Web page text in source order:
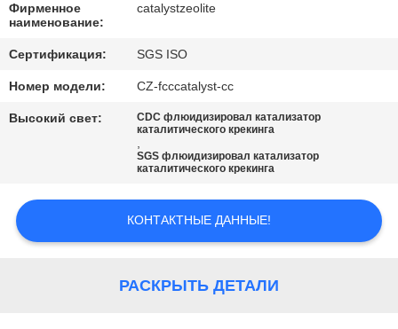
НОВОСТИ
СЛУЧАИ
PRIVACY
POLICY
Фирменное
наименование:
catalystzeolite
Сертификация: SGS ISO
Номер модели: CZ-fcccatalyst-cc
Высокий свет:
CDC флюидизировал катализатор
каталитического крекинга
,
SGS флюидизировал катализатор
каталитического крекинга
КОНТАКТНЫЕ ДАННЫЕ!
РАСКРЫТЬ ДЕТАЛИ